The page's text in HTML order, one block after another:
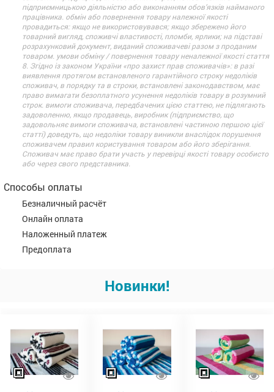
підприємницькою діяльністю або виконанням обов’язків найманого
працівника. обмін або повернення товару належної якості
провадиться: якщо не використовувався; якщо збережено його
товарний вигляд, споживчі властивості, пломби, ярлики; на підставі
розрахунковий документ, виданий споживачеві разом з проданим
товаром. умови обміну / повернення товару неналежної якості стаття
8. Згідно із законом України «про захист прав споживачів»: в разі
виявлення протягом встановленого гарантійного строку недоліків
споживач, в порядку та в строки, встановлені законодавством, має
право вимагати безоплатного усунення недоліків товару в розумний
строк. вимоги споживача, передбачених цією статтею, не підлягають
задоволенню, якщо продавець, виробник (підприємство, що
задовольняє вимоги споживача, встановлені частиною першою цієї
статті) доведуть, що недоліки товару виникли внаслідок порушення
споживачем правил користування товаром або його зберігання.
Споживач має право брати участь у перевірці якості товару особисто
або через свого представника.
Способы оплаты
Безналичный расчёт
Онлайн оплата
Наложенный платеж
Предоплата
Новинки!